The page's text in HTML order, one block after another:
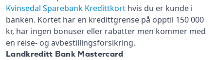
Kvinsedal Sparebank Kredittkort hvis du er kunde i
banken. Kortet har en kredittgrense på opptil 150 000
kr, har ingen bonuser eller rabatter men kommer med
en reise- og avbestillingsforsikring.
Landkreditt Bank Mastercard